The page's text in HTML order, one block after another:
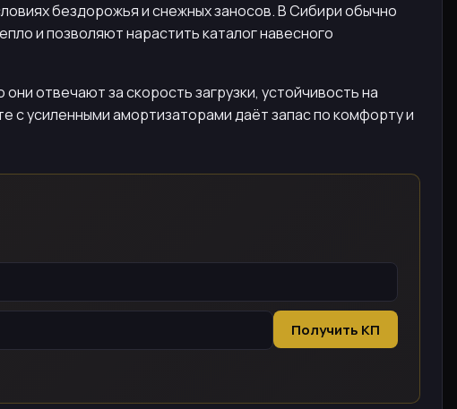
бездорожья и снежных заносов. В Сибири обычно
и позволяют нарастить каталог навесного
отвечают за скорость загрузки, устойчивость на
с усиленными амортизаторами даёт запас по комфорту и
Получить КП